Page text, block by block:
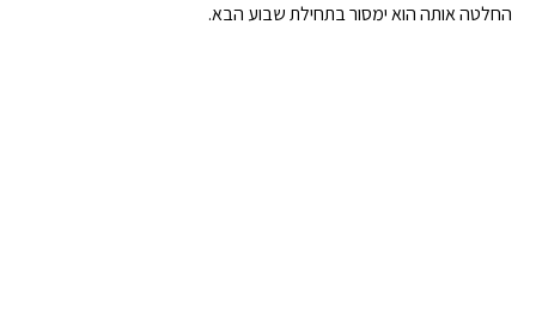
החלטה אותה הוא ימסור בתחילת שבוע הבא.